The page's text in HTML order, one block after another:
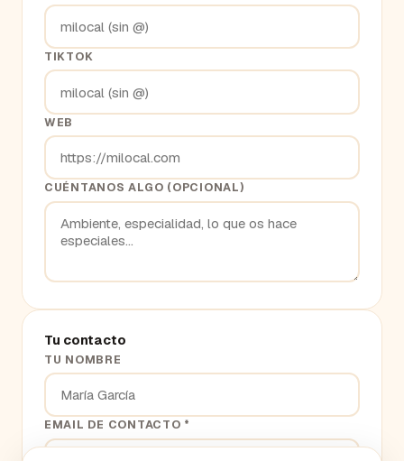
TIKTOK
WEB
CUÉNTANOS ALGO (OPCIONAL)
Tu contacto
TU NOMBRE
EMAIL DE CONTACTO *